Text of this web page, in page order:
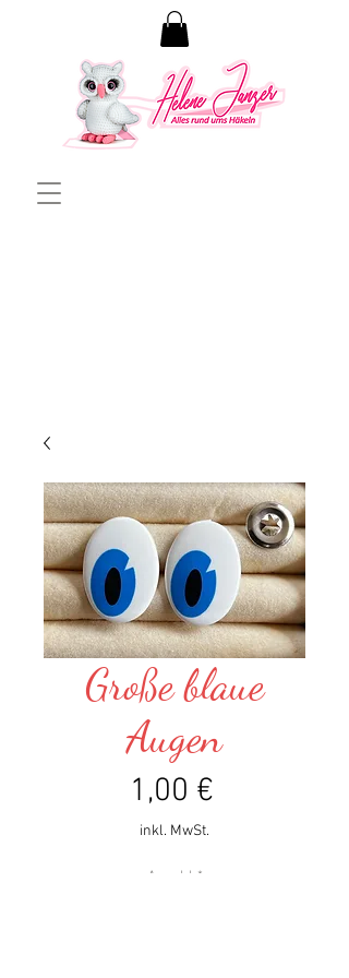
Große blaue
Augen
1,00 €
inkl. MwSt.
Anzahl *